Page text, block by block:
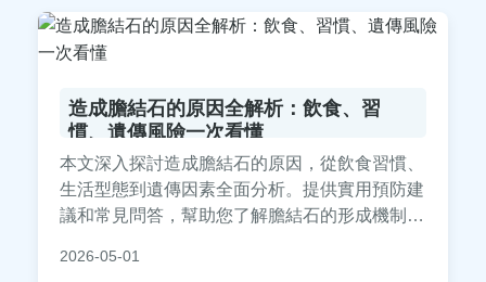
造成膽結石的原因全解析：飲食、習
慣、遺傳風險一次看懂
本文深入探討造成膽結石的原因，從飲食習慣、
生活型態到遺傳因素全面分析。提供實用預防建
議和常見問答，幫助您了解膽結石的形成機制與
所有關心膽囊健康的讀者閱讀。
2026-05-01